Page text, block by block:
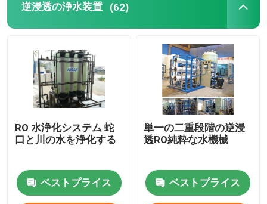
イオン交換装置
限外濾過の膜システム
水処理タンク
水処理の付属品
逆浸透の浄水装置 (62)
RO 水浄化システム 蛇
口と川の水を浄化する
ベストプライス
単一の二重段階の逆浸
透RO純粋な水機械
ベストプライス